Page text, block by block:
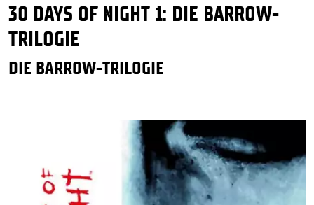
30 DAYS OF NIGHT 1: DIE BARROW-
TRILOGIE
DIE BARROW-TRILOGIE